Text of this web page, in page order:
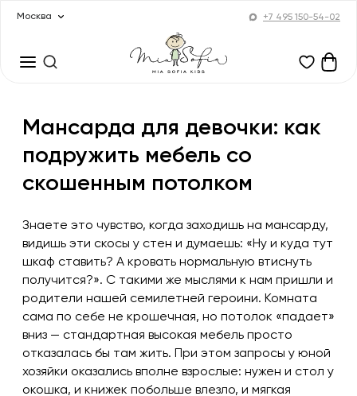
Москва +7 495 150-54-02
Мансарда для девочки: как
подружить мебель со
скошенным потолком
Знаете это чувство, когда заходишь на мансарду,
видишь эти скосы у стен и думаешь: «Ну и куда тут
шкаф ставить? А кровать нормальную втиснуть
получится?». С такими же мыслями к нам пришли и
родители нашей семилетней героини. Комната
сама по себе не крошечная, но потолок «падает»
вниз — стандартная высокая мебель просто
отказалась бы там жить. При этом запросы у юной
хозяйки оказались вполне взрослые: нужен и стол у
окошка, и книжек побольше влезло, и мягкая